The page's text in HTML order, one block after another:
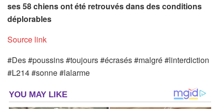
ses 58 chiens ont été retrouvés dans des conditions
déplorables
Source link
#Des #poussins #toujours #écrasés #malgré #linterdiction
#L214 #sonne #lalarme